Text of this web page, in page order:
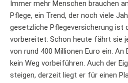
Immer mehr Menschen brauchen
Pflege, ein Trend, der noch viele
gesetzliche Pflegeversicherung ist
vorbereitet: Schon heute fährt sie
von rund 400 Millionen Euro ein.
kein Weg vorbeiführen. Auch der
steigen, derzeit liegt er für einen